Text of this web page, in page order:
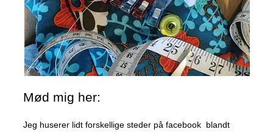
at
være
tyk.”
Mød mig her:
Jeg huserer lidt forskellige steder på facebook blandt